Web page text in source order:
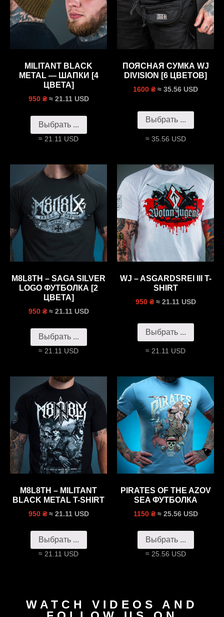
MILITANT BLACK
METAL — ШАПКИ [4
ЦВЕТА]
950 ₴ ≈ 21.11 USD
Выбрать ...
≈ 21.11 USD
ПОЯСНАЯ СУМКА WJ
DIVISION [6 ЦВЕТОВ]
1600 ₴ ≈ 35.56 USD
Выбрать ...
≈ 35.56 USD
M8L8TH – SAGA SILVER
LOGO ФУТБОЛКА [2
ЦВЕТА]
950 ₴ ≈ 21.11 USD
Выбрать ...
≈ 21.11 USD
WJ – ASGARDSREI III T-
SHIRT
950 ₴ ≈ 21.11 USD
Выбрать ...
≈ 21.11 USD
M8L8TH – MILITANT
BLACK METAL T-SHIRT
950 ₴ ≈ 21.11 USD
Выбрать ...
≈ 21.11 USD
PIRATES OF THE AZOV
SEA ФУТБОЛКА
1150 ₴ ≈ 25.56 USD
Выбрать ...
≈ 25.56 USD
WATCH VIDEOS AND